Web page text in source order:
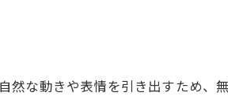
然な動きや表情を引き出すため、